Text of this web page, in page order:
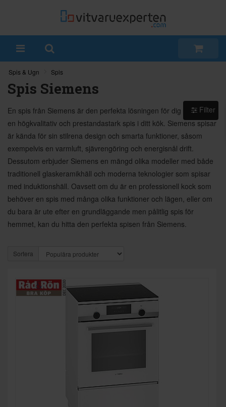
Spis & Ugn Spis
Spis Siemens
En spis från Siemens är den perfekta lösningen för dig som vill ha
en högkvalitativ och prestandastark spis i ditt kök. Siemens spisar
är kända för sin stilrena design och smarta funktioner, såsom
exempelvis en varmluft, sjävrengöring och energisnål drift.
Dessutom erbjuder Siemens en mängd olika modeller med både
traditionell glaskeramikhäll och moderna teknologier som spisar
med induktionshäll. Oavsett om du är en professionell kock som
behöver en spis med många olika funktioner och lägen, eller om
du bara är ute efter en grundläggande men pålitlig spis för
hemmet, kan du hitta den perfekta spisen från Siemens.
Sortera
Filter